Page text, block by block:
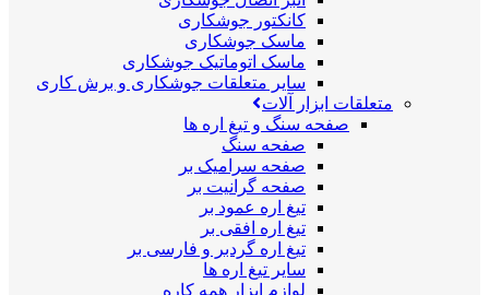
کانکتور جوشکاری
ماسک جوشکاری
ماسک اتوماتیک جوشکاری
سایر متعلقات جوشکاری و برش کاری
متعلقات ابزار آلات
صفحه سنگ و تیغ اره ها
صفحه سنگ
صفحه سرامیک بر
صفحه گرانیت بر
تیغ اره عمود بر
تیغ اره افقی بر
تیغ اره گردبر و فارسی بر
سایر تیغ اره ها
لوازم ابزار همه کاره